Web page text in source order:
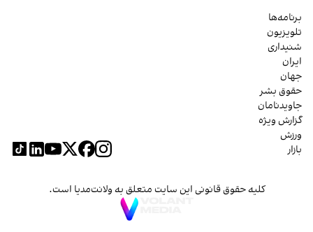
برنامه‌ها
تلویزیون
شنیداری
ایران
جهان
حقوق بشر
جاویدنامان
گزارش ویژه
ورزش
بازار
کلیه حقوق قانونی این سایت متعلق به ولانت‌مدیا است.